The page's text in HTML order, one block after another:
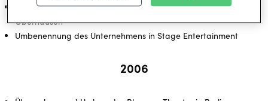
Übernahme und Renovierung des Metronom Theater in
Oberhausen
Umbenennung des Unternehmens in Stage Entertainment
2006